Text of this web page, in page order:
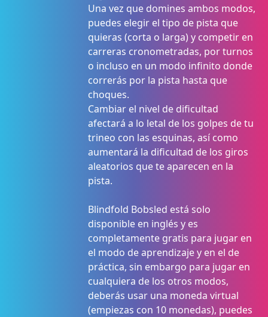
Una vez que domines ambos modos,
puedes elegir el tipo de pista que
quieras (corta o larga) y competir en
carreras cronometradas, por turnos
o incluso en un modo infinito donde
correrás por la pista hasta que
choques.
Cambiar el nivel de dificultad
afectará a lo letal de los golpes de tu
trineo con las esquinas, así como
aumentará la dificultad de los giros
aleatorios que te aparecen en la
pista.
Blindfold Bobsled está solo
disponible en inglés y es
completamente gratis para jugar en
el modo de aprendizaje y en el de
práctica, sin embargo para jugar en
cualquiera de los otros modos,
deberás usar una moneda virtual
(empiezas con 10 monedas), puedes